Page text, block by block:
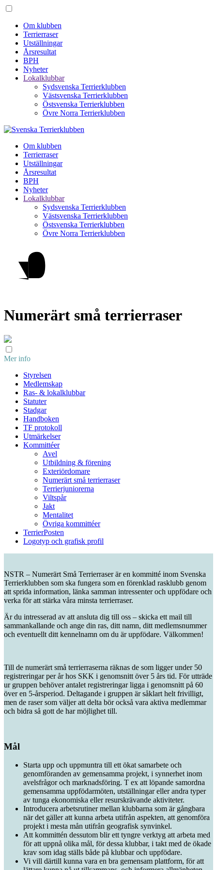
Om klubben
Terrierraser
Utställningar
Årsresultat
BPH
Nyheter
Lokalklubbar
Sydsvenska Terrierklubben
Västsvenska Terrierklubben
Östsvenska Terrierklubben
Övre Norra Terrierklubben
Om klubben
Terrierraser
Utställningar
Årsresultat
BPH
Nyheter
Lokalklubbar
Sydsvenska Terrierklubben
Västsvenska Terrierklubben
Östsvenska Terrierklubben
Övre Norra Terrierklubben
Numerärt små terrierraser
Mer info
Styrelsen
Medlemskap
Ras- & lokalklubbar
Statuter
Stadgar
Handboken
TF protokoll
Utmärkelser
Kommittéer
Avel
Utbildning & förening
Exteriördomare
Numerärt små terrierraser
Terrierjuniorerna
Viltspår
Jakt
Mentalitet
Övriga kommittéer
TerrierPosten
Logotyp och grafisk profil
NSTR – Numerärt Små Terrierraser är en kommitté inom Svenska
Terrierklubben som ska fungera som en förenklad rasklubb genom
att sprida information, länka samman intressenter och uppfödare och
verka för att stärka våra minsta terrierraser.
Är du intresserad av att ansluta dig till oss – skicka ett mail till
sammankallande och ange din ras, ditt namn, ditt medlemsnummer
och eventuellt ditt kennelnamn om du är uppfödare. Välkommen!
Till de numerärt små terrierraserna räknas de som ligger under 50
registreringar per år hos SKK i genomsnitt över 5 års tid. För utträde
ur gruppen behöver antalet registreringar ligga i genomsnitt på 60
över en 5-årsperiod. Deltagande i gruppen är såklart helt frivilligt,
men de raser som väljer att delta bör också vara aktiva medlemmar
och bidra så gott de har möjlighet till.
Mål
Starta upp och uppmuntra till ett ökat samarbete och
genomföranden av gemensamma projekt, i synnerhet inom
avelsfrågor och marknadsföring. T ex att löpande samordna
gemensamma uppfödarmöten, utställningar eller andra typer
av tunga ekonomiska eller resurskrävande aktiviteter.
Introducera arbetsrutiner mellan klubbarna som är gångbara
när det gäller att kunna arbeta utifrån aspekten, att genomföra
projekt i mesta mån utifrån geografisk synvinkel.
Att kommittén dessutom blir ett tyngre verktyg att arbeta med
för att uppnå olika mål, för dessa klubbar, i takt med de ökade
krav som idag ställs både på klubbar och uppfödare.
Vi vill därtill kunna vara en bra gemensam plattform, för att